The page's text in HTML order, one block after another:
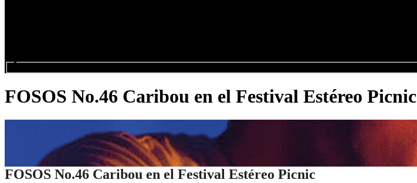
FOSOS No.46 Caribou en el Festival Estéreo Picnic
FOSOS No.46 Caribou en el Festival Estéreo Picnic